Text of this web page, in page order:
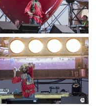
FABOZZI.JPG
JOVA
FABOZZI.JPG